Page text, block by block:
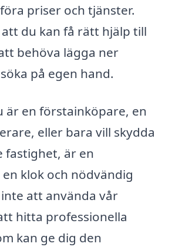
priser och tjänster.
du kan få rätt hjälp till
behöva lägga ner
på egen hand.
är en förstainköpare, en
eller bara vill skydda
fastighet, är en
klok och nödvändig
att använda vår
hitta professionella
kan ge dig den